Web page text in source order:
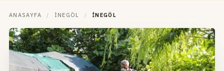
ANASAYFA / İNEGÖL / İNEGÖL